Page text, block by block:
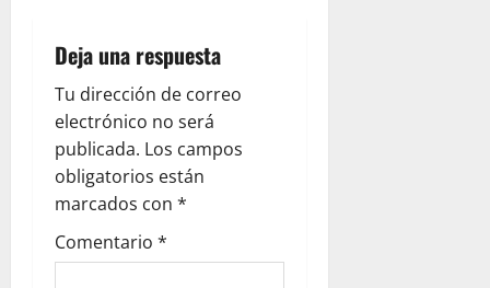
g
a
t
i
o
Deja una respuesta
Tu dirección de correo
electrónico no será
publicada. Los campos
obligatorios están
marcados con *
Comentario *